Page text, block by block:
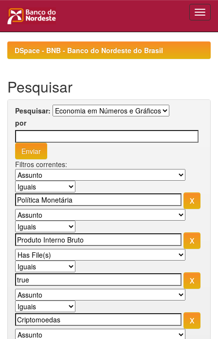
navigationDSpace - BNB - Banco do Nordeste do Brasil
Pesquisar
Pesquisar:
por
Filtros correntes: